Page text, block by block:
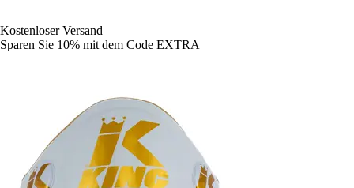
Kostenloser Versand
Sparen Sie 10% mit dem Code EXTRA